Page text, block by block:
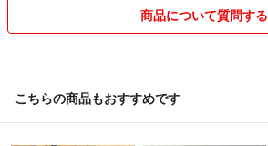
商品について質問する
こちらの商品もおすすめです